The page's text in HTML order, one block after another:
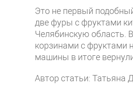
Это не первый
две фуры с фруктами
Челябинскую область.
корзинами с фруктами
машины в итоге
Автор статьи: Татьяна